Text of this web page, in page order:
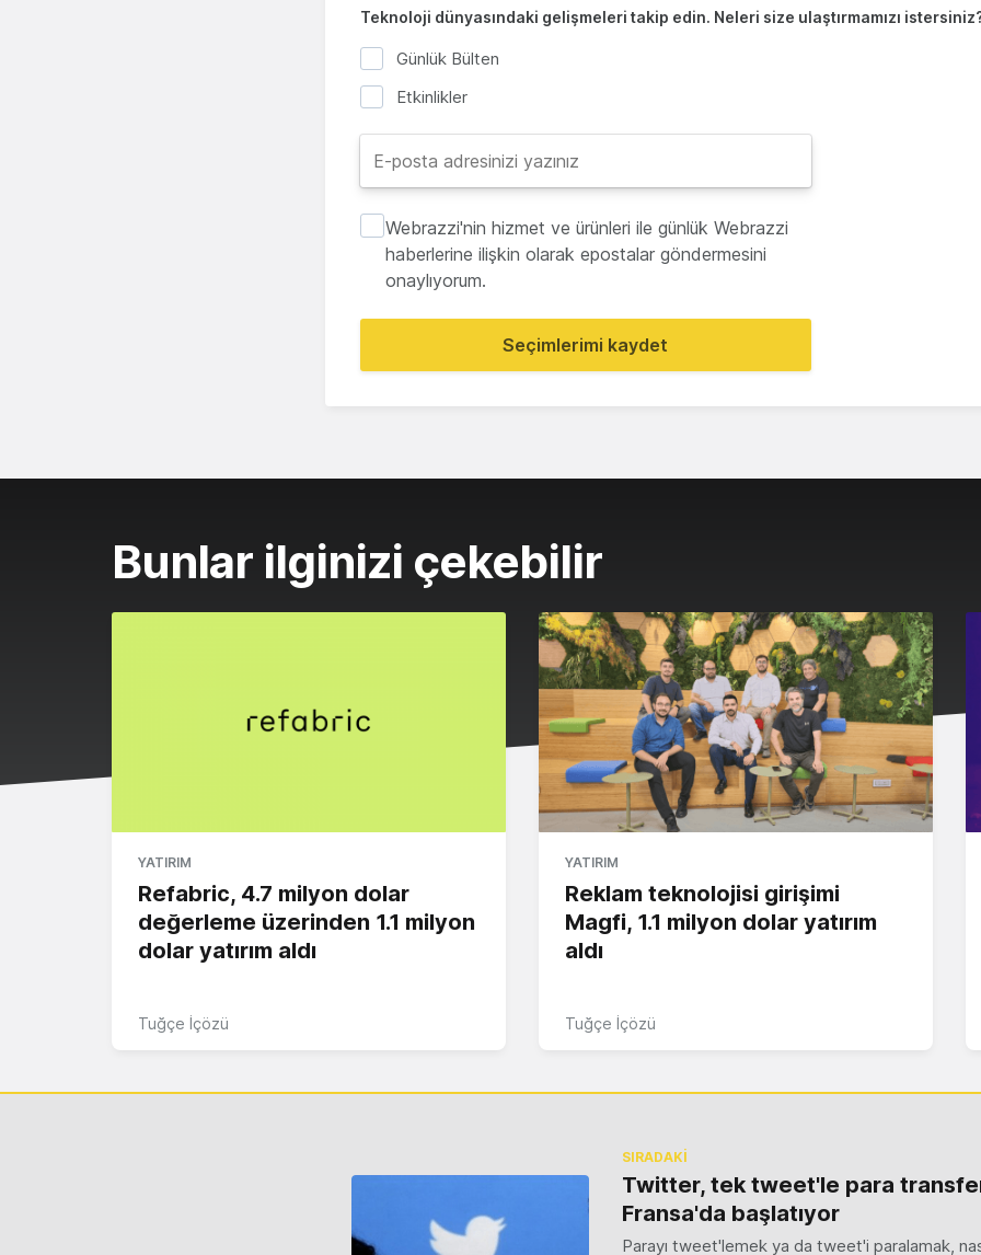
Teknoloji dünyasındaki gelişmeleri takip edin. Neleri size ulaştırmamızı
Günlük Bülten
Etkinlikler
Webrazzi'nin hizmet ve ürünleri ile günlük Webrazzi
haberlerine ilişkin olarak epostalar göndermesini
onaylıyorum.
Seçimlerimi kaydet
Bunlar ilginizi çekebilir
YATIRIM
Refabric, 4.7 milyon dolar
değerleme üzerinden 1.1 milyon
dolar yatırım aldı
Tuğçe İçözü
YATIRIM
Reklam teknolojisi girişimi
Magfi, 1.1 milyon dolar yatırım
aldı
Tuğçe İçözü
SIRADAKİ
Twitter, tek tweet'le para
Fransa'da başlatıyor
Parayı tweet'lemek ya da tweet'i paralamak,